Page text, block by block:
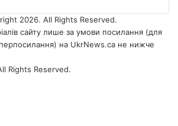
2026. All Rights Reserved.
сайту лише за умови посилання (для
на UkrNews.ca не нижче
Rights Reserved.